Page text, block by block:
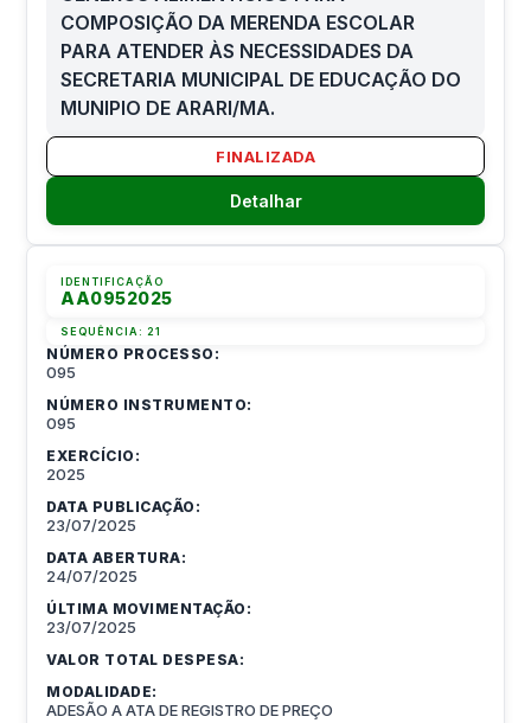
COMPOSIÇÃO DA MERENDA ESCOLAR
PARA ATENDER ÀS NECESSIDADES DA
SECRETARIA MUNICIPAL DE EDUCAÇÃO DO
MUNIPIO DE ARARI/MA.
FINALIZADA
Detalhar
IDENTIFICAÇÃO
AA0952025
SEQUÊNCIA: 21
NÚMERO PROCESSO:
095
NÚMERO INSTRUMENTO:
095
EXERCÍCIO:
2025
DATA PUBLICAÇÃO:
23/07/2025
DATA ABERTURA:
24/07/2025
ÚLTIMA MOVIMENTAÇÃO:
23/07/2025
VALOR TOTAL DESPESA:
MODALIDADE:
ADESÃO A ATA DE REGISTRO DE PREÇO